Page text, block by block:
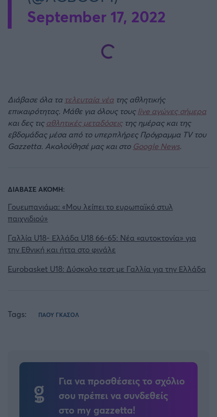
September 17, 2022
Διάβασε όλα τα τελευταία νέα της αθλητικής
επικαιρότητας. Μάθε για όλους τους live αγώνες σήμερα
και δες τιςαθλητικές μεταδόσειςτης ημέρας και της
εβδομάδας μέσα από το υπερπλήρες Πρόγραμμα TV του
Gazzetta. Ακολούθησέ μας και στο Google News.
ΔΙΑΒΑΣΕ ΑΚΟΜΗ:
Γουεμπανιάμα: «Μου λείπει το ευρωπαϊκό στυλ
παιχνιδιού»
Γαλλία U18- Ελλάδα U18 66-65: Νέα «αυτοκτονία» για
την Εθνική και ήττα στο φινάλε
Eurobasket U18: Δύσκολο τεστ με Γαλλία για την Ελλάδα
Tags: ΠΑΟΥ ΓΚΑΣΟΛ
Για να προσθέσεις το σχόλιο
σου πρέπει να συνδεθείς
στο my gazzetta!